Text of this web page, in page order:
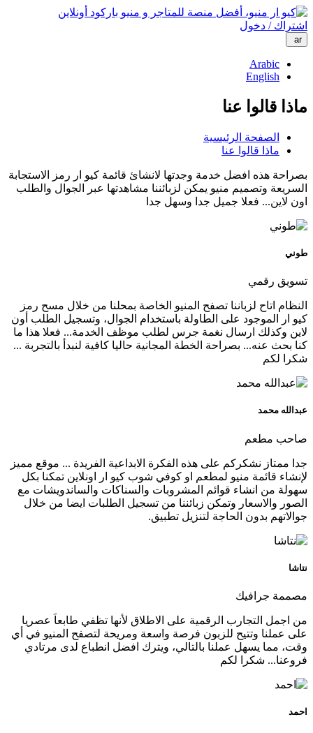
اشتراك / دخول
ar
Arabic
English
ماذا قالوا عنا
الصفحة الرئيسية
ماذا قالوا عنا
بصراحة هذه افضل خدمة وجدتها لانشائ قائمة كيو ار رمز الاستجابة
السريعة وتصميم منيو يمكن لزبائننا مشاهدتها عبر الجوال والطلب
اون لاين... فعلا جميل جدا وسهل جدا
طوني
تسويق رقمي
النظام اتاح لزباننا تصفح المنيو الخاصة بمحلنا من خلال مسح رمز
كيو ار الموجود على الطاولة باستخدام الجوال، وتسجيل الطلب أون
لاين وكذلك ارسال نغمة جرس لطلب موظف الخدمة... فعلا هذا ما
كنا بحث عنه... بصراحة الخطة المجانية حاليا كافية لنبدأ بالتجربة ...
شكرا لكم
عبدالله محمد
صاحب مطعم
جدا ممتاز نشكركم على هذه الفكرة الابداعية الفريدة ... موقع مميز
لإنشاء قائمة منيو لمطعم او كوفي شوب كيو ار اونلاين تمكنا بكل
سهولة من انشاء قوائم المشروبات والسناكات والساندويشات مع
الصور والاسعار وتمكن زبائننا من تسجيل الطلبات ايضا من خلال
جوالاتهم بدون الحاجة لتنزيل تطبيق.
نتاشا
مصممة جرافيك
من اجمل التجارب الرقمية على الاطلاق لأنها تظفي طابعاَ عصريا
على عملنا وتتيح للزبون فرصة واسعة ومريحة لتصفح المنيو في أي
وقت، مما يسهل عملنا بالتالي، ويترك افضل انطباع لدى مرتادي
فروعنا... شكرا لكم
احمد